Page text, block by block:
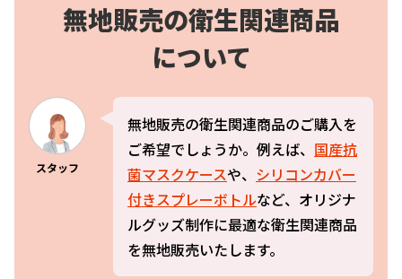
無地販売の衛生関連商品
について
スタッフ
無地販売の衛生関連商品のご購入を
ご希望でしょうか。例えば、 国産抗
菌マスクケースや、 シリコンカバー
付きスプレーボトルなど、オリジナ
ルグッズ制作に最適な衛生関連商品
を無地販売いたします。